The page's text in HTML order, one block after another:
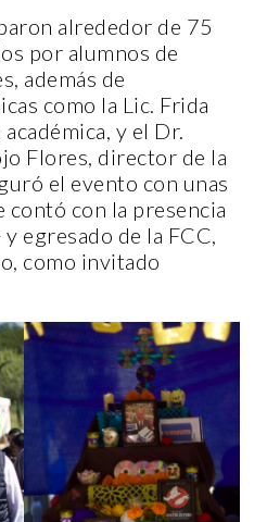
alrededor de 75
por alumnos de
además de
como la Lic. Frida
y el Dr.
Flores, director de la
el evento con unas
contó con la presencia
egresado de la FCC,
como invitado